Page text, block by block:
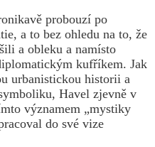
probouzí po
a to bez ohledu na to, že
a obleku a namísto
kufříkem. Jak
urbanistickou historii a
Havel zjevně v
významem „mystiky
do své vize